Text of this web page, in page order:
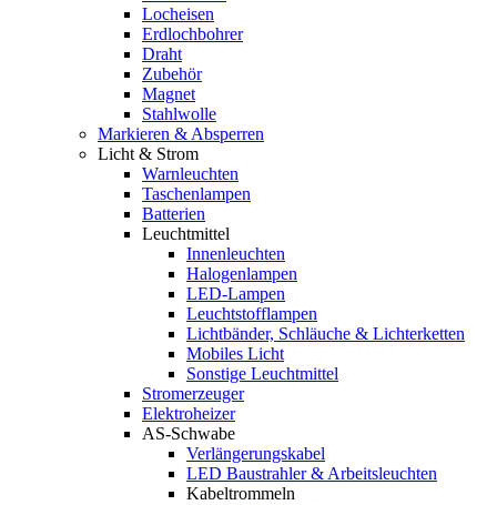
Locheisen
Erdlochbohrer
Draht
Zubehör
Magnet
Stahlwolle
Markieren & Absperren
Licht & Strom
Warnleuchten
Taschenlampen
Batterien
Leuchtmittel
Innenleuchten
Halogenlampen
LED-Lampen
Leuchtstofflampen
Lichtbänder, Schläuche & Lichterketten
Mobiles Licht
Sonstige Leuchtmittel
Stromerzeuger
Elektroheizer
AS-Schwabe
Verlängerungskabel
LED Baustrahler & Arbeitsleuchten
Kabeltrommeln